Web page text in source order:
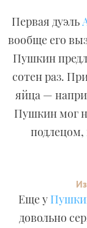
Первая дуэль
вообще его
Пушкин
сотен раз.
яйца —
Пушкин мог
подлецом,
Еще у
довольно